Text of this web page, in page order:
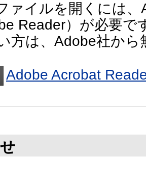
ァイルを開くには
Reader）が必要で
方は、Adobe社か
Adobe Acrobat